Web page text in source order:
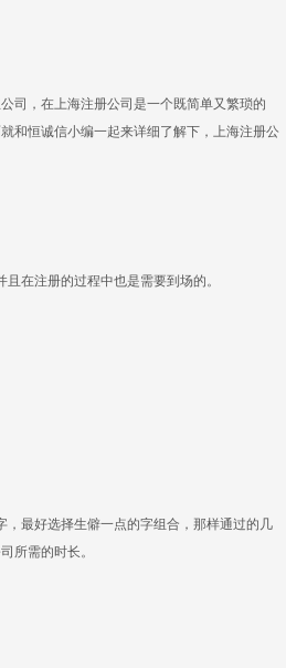
，在上海注册公司是一个既简单又繁琐的
和恒诚信小编一起来详细了解下，上海注册公
在注册的过程中也是需要到场的。
最好选择生僻一点的字组合，那样通过的几
所需的时长。